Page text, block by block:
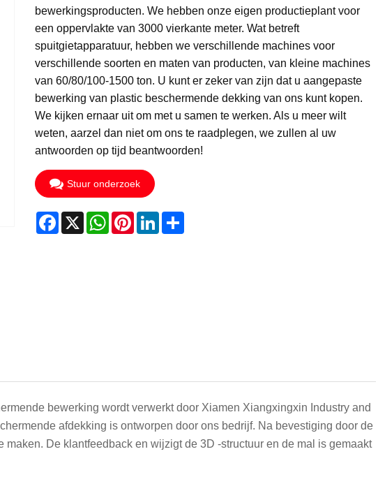
bewerkingsproducten. We hebben onze eigen productieplant voor
een oppervlakte van 3000 vierkante meter. Wat betreft
spuitgietapparatuur, hebben we verschillende machines voor
verschillende soorten en maten van producten, van kleine machines
van 60/80/100-1500 ton. U kunt er zeker van zijn dat u aangepaste
bewerking van plastic beschermende dekking van ons kunt kopen.
We kijken ernaar uit om met u samen te werken. Als u meer wilt
weten, aarzel dan niet om ons te raadplegen, we zullen al uw
antwoorden op tijd beantwoorden!
Stuur onderzoek
Facebook
X WhatsApp
PinterestLinkedInShare
bewerking wordt verwerkt door Xiamen Xiangxingxin Industry and
afdekking is ontworpen door ons bedrijf. Na bevestiging door de
De klantfeedback en wijzigt de 3D -structuur en de mal is gemaakt